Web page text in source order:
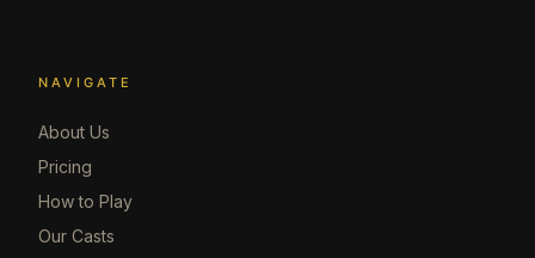
NAVIGATE
About Us
Pricing
How to Play
Our Casts